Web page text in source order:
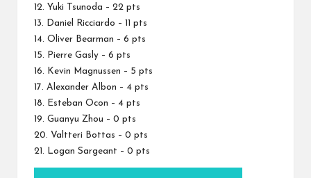
12. Yuki Tsunoda – 22 pts
13.
Daniel Ricciardo – 11 pts
14. Oliver Bearman – 6 pts
15.
Pierre Gasly – 6 pts
16.
Kevin Magnussen – 5 pts
17. Alexander Albon – 4 pts
18.
Esteban Ocon – 4 pts
19. Guanyu Zhou – 0 pts
20. Valtteri Bottas – 0 pts
21. Logan Sargeant – 0 pts